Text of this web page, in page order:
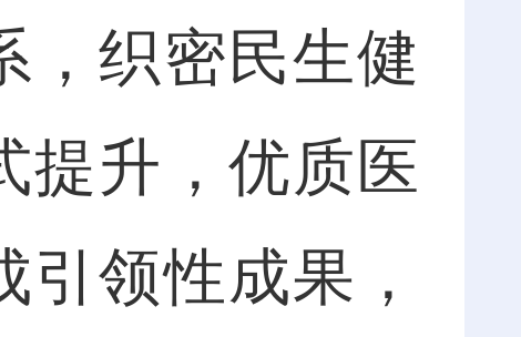
，织密民生健
提升，优质医
领性成果，